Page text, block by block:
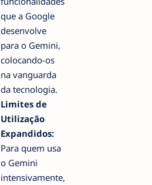
que a Google
desenvolve
para o Gemini,
colocando-os
na vanguarda
da tecnologia.
Limites de
Utilização
Expandidos:
Para quem usa
o Gemini
intensivamente,